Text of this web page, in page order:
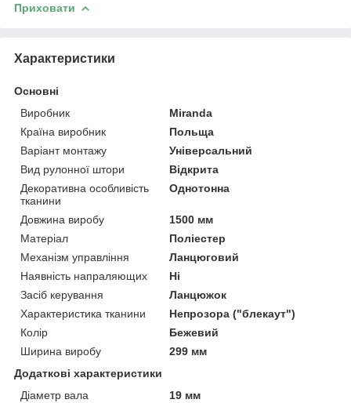
Приховати
Характеристики
Основні
Виробник
Miranda
Країна виробник
Польща
Варіант монтажу
Універсальний
Вид рулонної штори
Відкрита
Декоративна особливість
тканини
Однотонна
Довжина виробу
1500 мм
Матеріал
Поліестер
Механізм управління
Ланцюговий
Наявність напраляющих
Ні
Засіб керування
Ланцюжок
Характеристика тканини
Непрозора ("блекаут")
Колір
Бежевий
Ширина виробу
299 мм
Додаткові характеристики
Діаметр вала
19 мм